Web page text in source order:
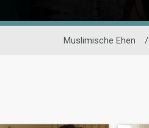
Muslimische Ehen /